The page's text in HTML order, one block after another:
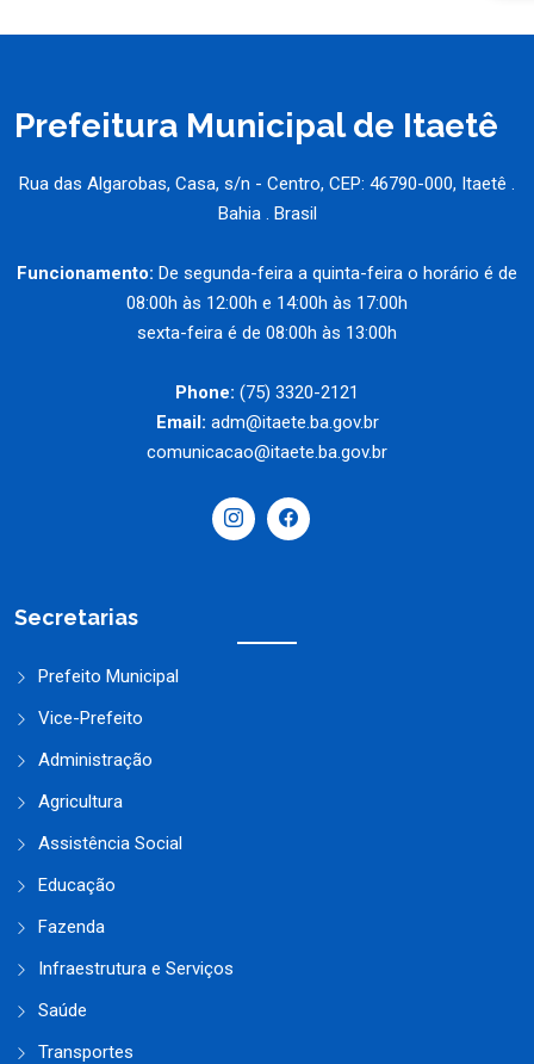
Prefeitura Municipal de Itaetê
Rua das Algarobas, Casa, s/n - Centro, CEP: 46790-000, Itaetê .
Bahia . Brasil
Funcionamento: De segunda-feira a quinta-feira o horário é de
08:00h às 12:00h e 14:00h às 17:00h
sexta-feira é de 08:00h às 13:00h
Phone: (75) 3320-2121
Email: adm@itaete.ba.gov.br
comunicacao@itaete.ba.gov.br
Secretarias
Prefeito Municipal
Vice-Prefeito
Administração
Agricultura
Assistência Social
Educação
Fazenda
Infraestrutura e Serviços
Saúde
Transportes